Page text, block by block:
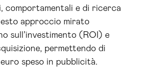
comportamentali e di ricerca
approccio mirato
sull’investimento (ROI) e
permettendo di
speso in pubblicità.